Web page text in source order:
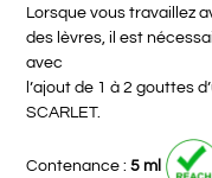
Lorsque vous travaillez
des lèvres, il est
avec
l’ajout de 1 à 2 gouttes
SCARLET.
Contenance :5 ml